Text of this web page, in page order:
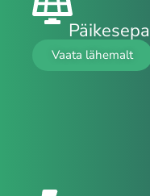
Vaata lähemalt